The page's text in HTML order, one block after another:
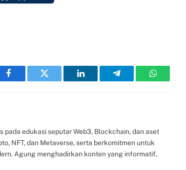
Facebook Twitter LinkedIn Telegram WhatsApp
edukasi seputar Web3, Blockchain, dan aset
NFT, dan Metaverse, serta berkomitmen untuk
Agung menghadirkan konten yang informatif,